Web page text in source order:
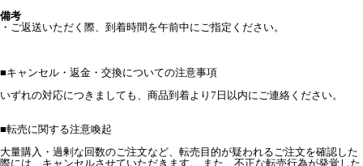
備考
・ご返送いただく際、到着時間を午前中にご指定ください。
■キャンセル・返金・交換についての注意事項
いずれの対応につきましても、商品到着より7日以内にご連絡ください。
■転売に関する注意喚起
大量購入・過剰な回数のご注文など、転売目的が疑われるご注文を確認した
際には、キャンセルさせていただきます。 また、不正な転売行為が発覚した